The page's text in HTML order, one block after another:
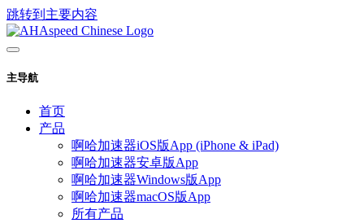
跳转到主要内容
主导航
首页
产品
啊哈加速器iOS版App (iPhone & iPad)
啊哈加速器安卓版App
啊哈加速器Windows版App
啊哈加速器macOS版App
所有产品